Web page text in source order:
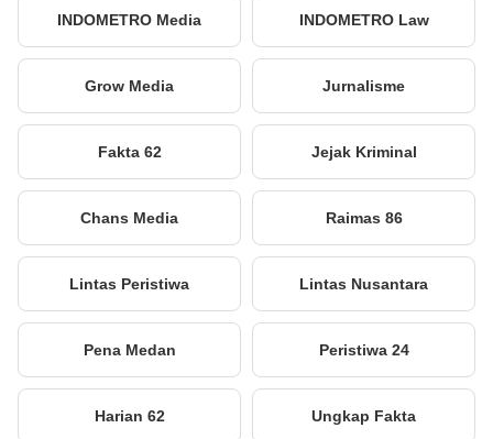
INDOMETRO Media INDOMETRO Law
Grow Media Jurnalisme
Fakta 62 Jejak Kriminal
Chans Media Raimas 86
Lintas Peristiwa Lintas Nusantara
Pena Medan Peristiwa 24
Harian 62 Ungkap Fakta